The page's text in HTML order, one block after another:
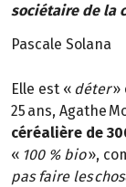
sociétaire de la
Pascale Solana
Elle est « déter»
25 ans, Agathe
céréalière de
« 100 % bio»,
pas faire les